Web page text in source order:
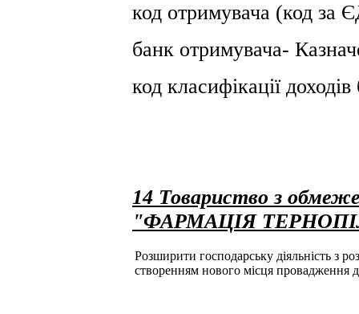
код отримувача (код
банк отримувача-
код класифікації
14 Товариство з
"ФАРМАЦІЯ
Розширити господарську діяльність з
створенням нового місця провадження